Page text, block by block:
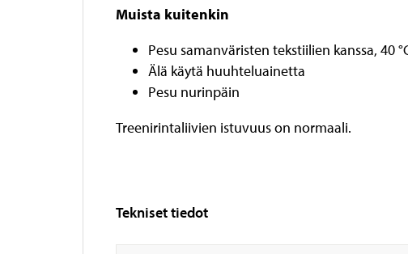
Muista kuitenkin
Pesu samanväristen tekstiilien kanssa, 40
Älä käytä huuhteluainetta
Pesu nurinpäin
Treenirintaliivien istuvuus on normaali.
Tekniset tiedot